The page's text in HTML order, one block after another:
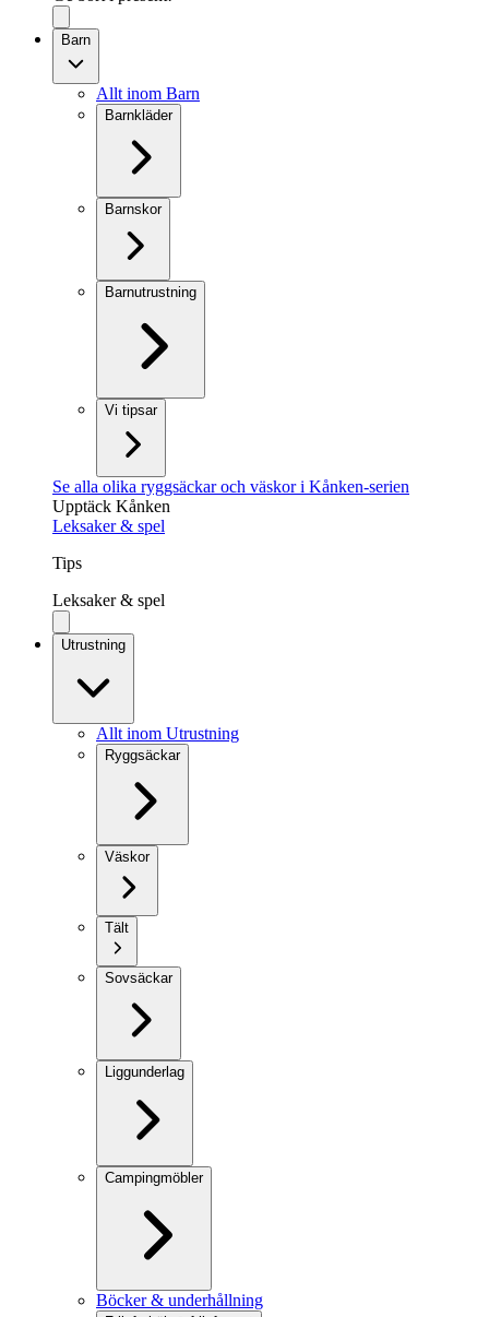
Barn
Allt inom Barn
Barnkläder
Barnskor
Barnutrustning
Vi tipsar
Se alla olika ryggsäckar och väskor i Kånken-serien
Upptäck Kånken
Leksaker & spel
Tips
Leksaker & spel
Utrustning
Allt inom Utrustning
Ryggsäckar
Väskor
Tält
Sovsäckar
Liggunderlag
Campingmöbler
Böcker & underhållning